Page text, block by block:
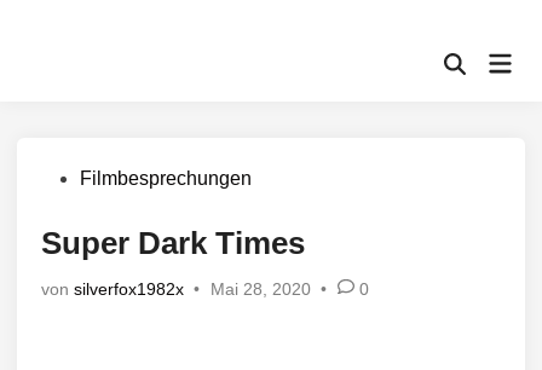
Suche
Veröffentlicht
Filmbesprechungen
Super Dark Times
von silverfox1982x • Mai 28, 2020 • 0